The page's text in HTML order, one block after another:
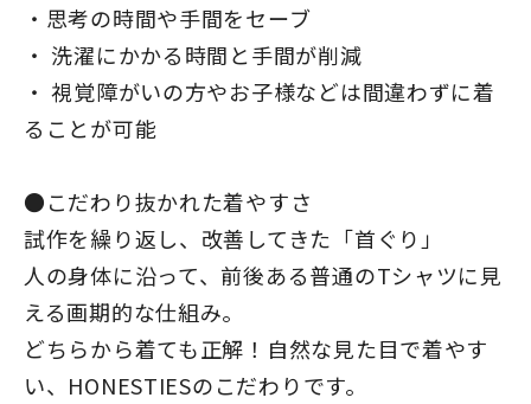
・思考の時間や手間をセーブ
・ 洗濯にかかる時間と手間が削減
・ 視覚障がいの方やお子様などは間違わずに着
ることが可能
●こだわり抜かれた着やすさ
試作を繰り返し、改善してきた「首ぐり」
人の身体に沿って、前後ある普通のTシャツに見
える画期的な仕組み。
どちらから着ても正解！自然な見た目で着やす
い、HONESTIESのこだわりです。